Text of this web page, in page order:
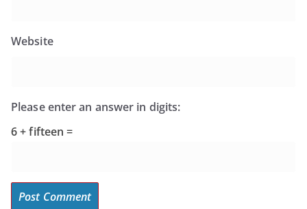
Website
Please enter an answer in digits:
6 + fifteen =